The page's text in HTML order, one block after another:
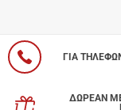
ΓΙΑ
ΔΩΡΕΑΝ